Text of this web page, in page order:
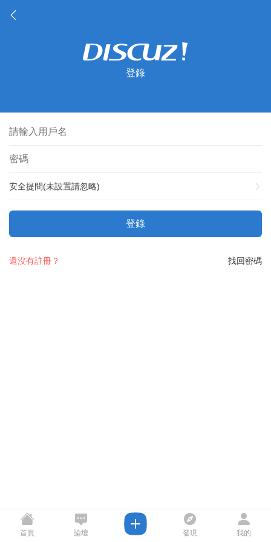
登錄
安全提問(未設置請忽略)
登錄
找回密碼
還沒有註冊？
首頁 論壇 發現 我的